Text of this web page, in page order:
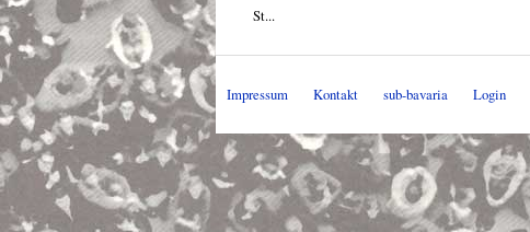
St...
Impressum Kontakt sub-bavaria Login